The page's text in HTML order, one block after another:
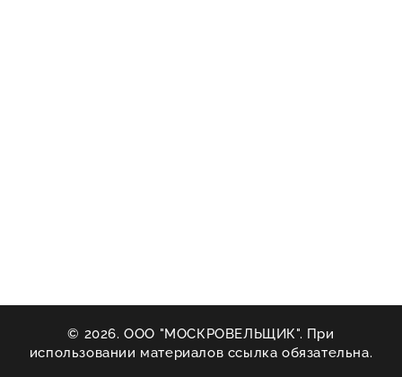
© 2026. ООО "МОСКРОВЕЛЬЩИК". При
использовании материалов ссылка обязательна.